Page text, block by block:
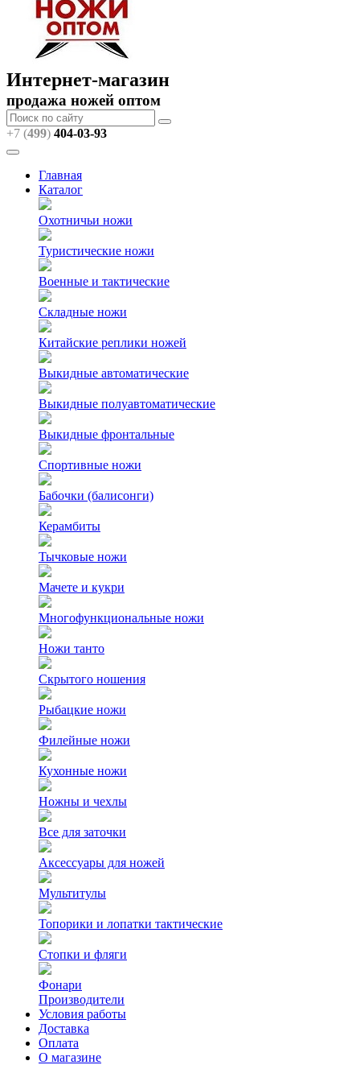
Интернет-магазин
продажа ножей оптом
+7 (499) 404-03-93
Главная
Каталог
Охотничьи ножи
Туристические ножи
Военные и тактические
Складные ножи
Китайские реплики ножей
Выкидные автоматические
Выкидные полуавтоматические
Выкидные фронтальные
Спортивные ножи
Бабочки (балисонги)
Керамбиты
Тычковые ножи
Мачете и кукри
Многофункциональные ножи
Ножи танто
Скрытого ношения
Рыбацкие ножи
Филейные ножи
Кухонные ножи
Ножны и чехлы
Все для заточки
Аксессуары для ножей
Мультитулы
Топорики и лопатки тактические
Стопки и фляги
Фонари
Производители
Условия работы
Доставка
Оплата
О магазине